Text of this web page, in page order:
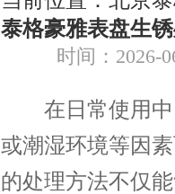
节假日正常营业！
泰格豪雅表盘生
时间：2026-
在日常使用中
或潮湿环境等因
的处理方法不仅